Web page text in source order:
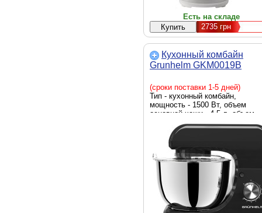
Есть на складе
2735 грн
Кухонный комбайн
Grunhelm GKM0019B
(сроки поставки 1-5 дней)
Тип - кухонный комбайн,
мощность - 1500 Вт, объем
основной чаши - 4.5 л, объем
чаши блендера - отсутствует,
функции - смешивание,
замешивание теста, Цвет -
черный